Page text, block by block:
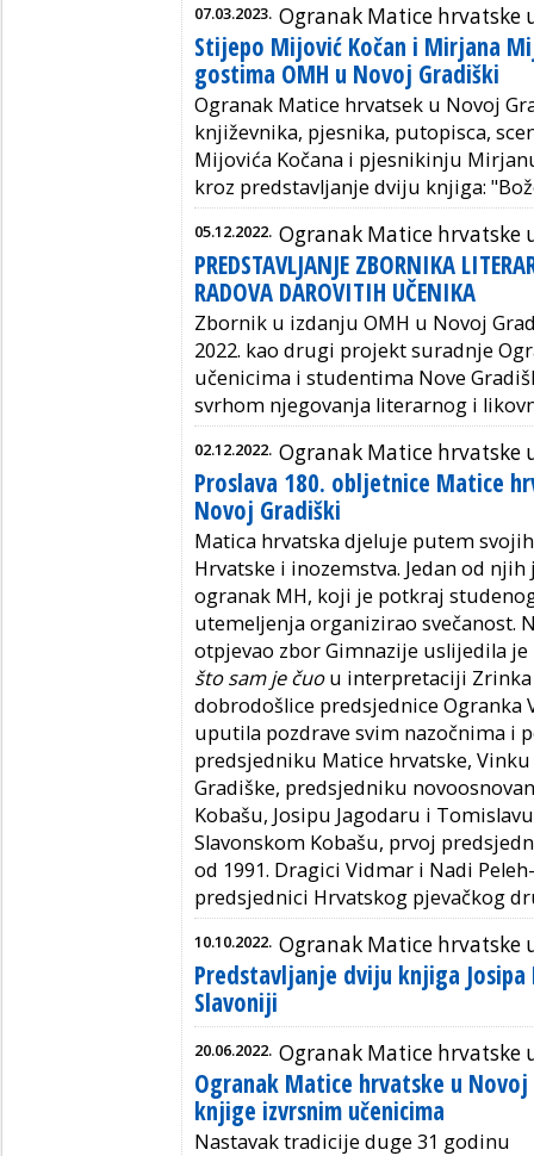
07.03.2023. Ogranak Matice hrvatske
Stijepo Mijović Kočan i Mirjana
gostima OMH u Novoj Gradiški
Ogranak Matice hrvatsek u Novoj
književnika, pjesnika, putopisca,
Mijovića Kočana i pjesnikinju
kroz predstavljanje dviju knjiga:
05.12.2022. Ogranak Matice hrvatske
PREDSTAVLJANJE ZBORNIKA
RADOVA DAROVITIH UČENIKA
Zbornik u izdanju OMH u Novoj
2022. kao drugi projekt suradnje
učenicima i studentima Nove
svrhom njegovanja literarnog i
02.12.2022. Ogranak Matice hrvatske
Proslava 180. obljetnice Matice
Novoj Gradiški
Matica hrvatska djeluje putem
Hrvatske i inozemstva. Jedan od
ogranak MH, koji je potkraj
utemeljenja organizirao svečanost.
otpjevao zbor Gimnazije uslijedila
što sam je čuou interpretaciji
dobrodošlice predsjednice Ogranka
uputila pozdrave svim nazočnima i
predsjedniku Matice hrvatske,
Gradiške, predsjedniku
Kobašu, Josipu Jagodaru i
Slavonskom Kobašu, prvoj
od 1991. Dragici Vidmar i Nadi
predsjednici Hrvatskog pjevačkog
10.10.2022. Ogranak Matice hrvatske
Predstavljanje dviju knjiga Josipa
Slavoniji
20.06.2022. Ogranak Matice hrvatske
Ogranak Matice hrvatske u
knjige izvrsnim učenicima
Nastavak tradicije duge 31 godinu